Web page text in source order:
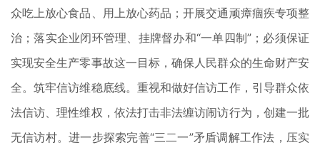
众吃上放心食品、用上放心药品；开展交通顽瘴痼疾专项整
治；落实企业闭环管理、挂牌督办和“一单四制”；必须保证
实现安全生产零事故这一目标，确保人民群众的生命财产安
全。筑牢信访维稳底线。重视和做好信访工作，引导群众依
法信访、理性维权，依法打击非法缠访闹访行为，创建一批
无信访村。进一步探索完善“三二一”矛盾调解工作法，压实